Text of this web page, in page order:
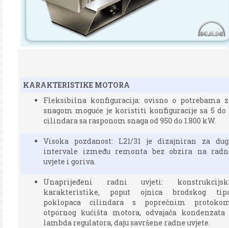
KARAKTERISTIKE MOTORA
Fleksibilna konfiguracija: ovisno o potrebama
snagom moguće je koristiti konfiguracije sa 5 do
cilindara sa rasponom snaga od 950 do 1.800 kW.
Visoka pozdanost: L21/31 je dizajniran za
intervale između remonta bez obzira na
uvjete i goriva.
Unaprijeđeni radni uvjeti:
karakteristike, poput ojnica brodskog
poklopaca cilindara s poprečnim
otpornog kućišta motora, odvajača
lambda regulatora, daju savršene radne uvjete.